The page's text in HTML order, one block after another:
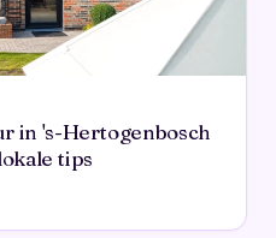
in 's-Hertogenbosch
tips